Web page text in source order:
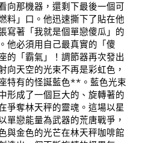
向那機器，還剩下最後一個可
料」口。他迅速撕下了貼在他
寫著「我就是個單戀傻瓜」的
他必須用自己最真實的「傻
的「霸氣」！調節器再次發出
向天空的光束不再是彩虹色，
特有的怪誕藍色**。藍色光束
形成了一個巨大的、旋轉著的
爭奪林天秤的靈魂。這場以星
單戀能量為武器的荒唐戰爭，
與金色的光芒在林天秤咖啡館